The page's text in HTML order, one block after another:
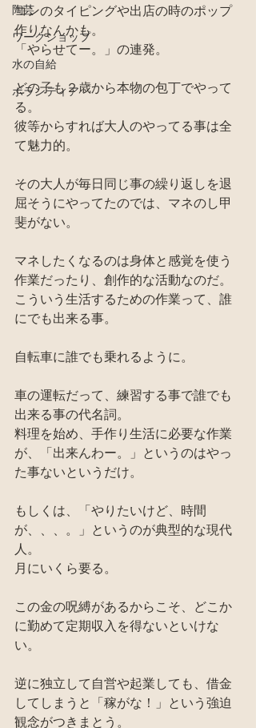
陶芸
ワークショップ
水の自給
ボランティア
コンのタイピングや出店の時のポップ
作りなんかも。
「やらせてー。」の連発。
どの子も２歳から本物の包丁でやって
る。
彼等からすれば大人のやってる事は全
て魅力的。
その大人が毎日同じ事の繰り返しを退
屈そうにやってたのでは、マネのし甲
斐がない。
マネしたくなるのは身体と感覚を使う
作業だったり、創作的な活動なのだ。
こういう生活するための作業って、誰
にでも出来る事。
自転車に誰でも乗れるように。
車の運転だって、練習する事で誰でも
出来る事の代名詞。
料理を始め、手作り生活に必要な作業
が、「出来んわー。」というのはやっ
た事ないというだけ。
もしくは、「やりたいけど、時間
が、、、。」というのが典型的な現代
人。
月にいくら要る。
この金の呪縛があるからこそ、どこか
に勤めて定期収入を得ないといけな
い。
逆に独立して自営や起業しても、借金
してしまうと「稼がな！」という強迫
観念がつきまとう。